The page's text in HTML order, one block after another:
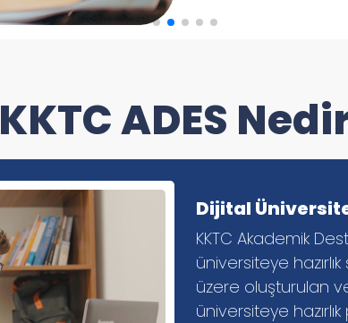
KKTC ADES
Dijital
KKTC Akademik
üniversiteye
üzere oluşturulan
üniversiteye hazırlık